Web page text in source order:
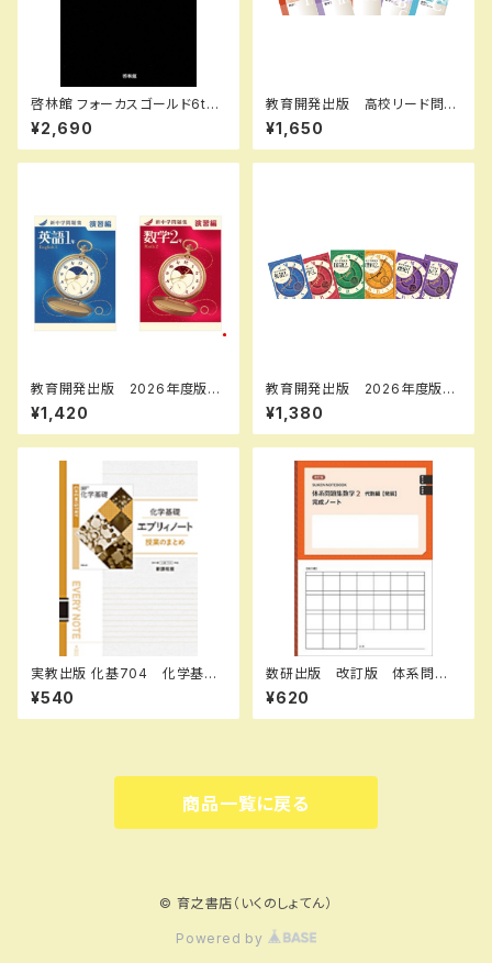
啓林館 フォーカスゴールド6th
Edition 数学Ⅱ+B+C（ベクト
ル） 新品 問題集本体と別冊
解答つき ISBN：978440226
¥2,690
教育開発出版 高校リード問題
集 数学 II , B＋C 2026年度
版 各科目（選択ください） 新
品完全セット ISBN なし 0
¥1,650
教育開発出版 2026年度版
新中学問題集 数学 中1～3
演習編 各学年（選択くださ
い） 問題集本体と別冊解答つ
¥1,420
教育開発出版 2026年度版
新中学問題集 地理・歴史 標
準編 各学年（選択ください）
新品完全セット
¥1,380
実教出版 化基704 化学基礎
エブリィノート 授業のまとめ
新品 問題集本体のみ 別冊
解答なし ISBN：97844073
¥540
数研出版 改訂版 体系問題
集 数学2 代数編【発展】完成
ノート 式の計算／平方根 新
品 問題集本体のみ 別冊解
X SKU：004006381
¥620
商品一覧に戻る
© 育之書店（いくのしょてん）
Powered by